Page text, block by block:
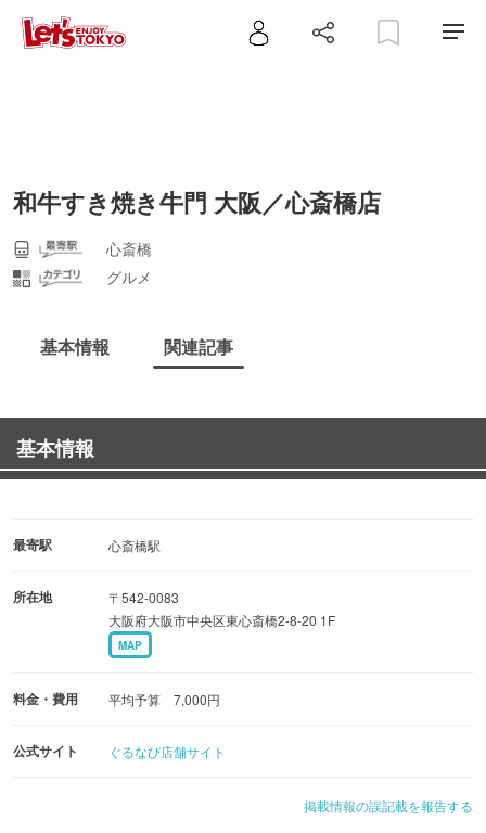
和牛すき焼き牛門 大阪／心斎橋店
心斎橋
グルメ
基本情報 関連記事
基本情報
最寄駅 心斎橋駅
所在地
〒542-0083
大阪府大阪市中央区東心斎橋2-8-20 1F
MAP
料金・費用 平均予算 7,000円
公式サイト ぐるなび店舗サイト
掲載情報の誤記載を報告する